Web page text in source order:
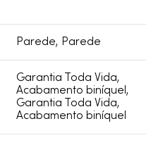
Parede, Parede
Garantia Toda Vida,
Acabamento biníquel,
Garantia Toda Vida,
Acabamento biníquel